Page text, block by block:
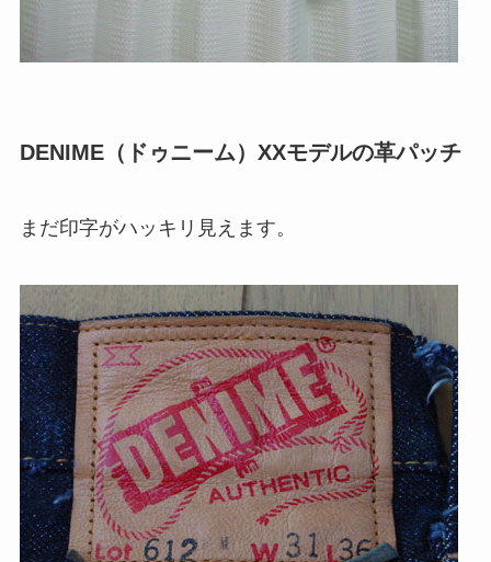
DENIME（ドゥニーム）XXモデルの革パッチ
まだ印字がハッキリ見えます。